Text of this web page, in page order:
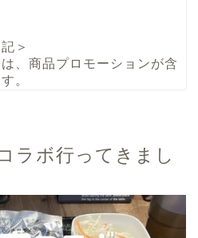
＞
、商品プロモーションが含
。
ラボ行ってきまし